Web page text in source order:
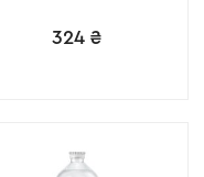
324 ₴